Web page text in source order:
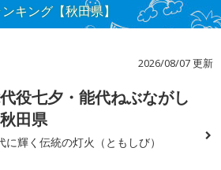
キング【秋田県】
2026/08/07 更新
役七夕・能代ねぶながし
田県
に輝く伝統の灯火（ともしび）